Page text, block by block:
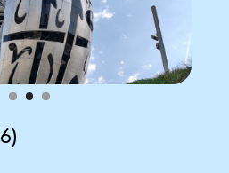
вещей.
— Дубай —
тура